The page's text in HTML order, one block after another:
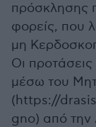
πρόσκλησης
φορείς, που
μη
Οι
μέσω του
(https://
gno) από την